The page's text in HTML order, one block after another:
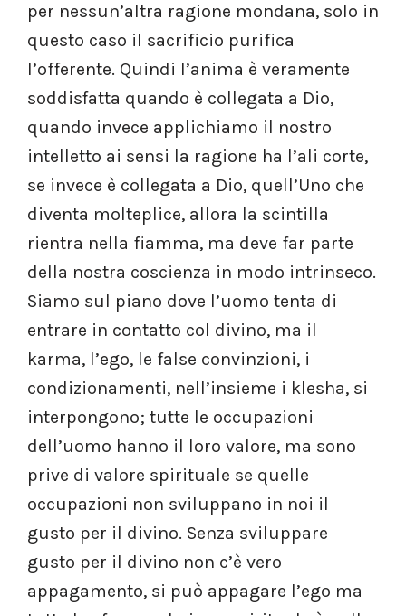
per nessun’altra ragione mondana, solo in
questo caso il sacrificio purifica
l’offerente. Quindi l’anima è veramente
soddisfatta quando è collegata a Dio,
quando invece applichiamo il nostro
intelletto ai sensi la ragione ha l’ali corte,
se invece è collegata a Dio, quell’Uno che
diventa molteplice, allora la scintilla
rientra nella fiamma, ma deve far parte
della nostra coscienza in modo intrinseco.
Siamo sul piano dove l’uomo tenta di
entrare in contatto col divino, ma il
karma, l’ego, le false convinzioni, i
condizionamenti, nell’insieme i klesha, si
interpongono; tutte le occupazioni
dell’uomo hanno il loro valore, ma sono
prive di valore spirituale se quelle
occupazioni non sviluppano in noi il
gusto per il divino. Senza sviluppare
gusto per il divino non c’è vero
appagamento, si può appagare l’ego ma